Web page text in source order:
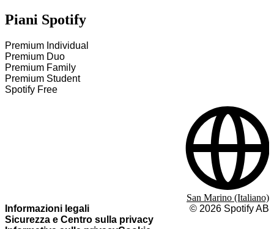
Piani Spotify
Premium Individual
Premium Duo
Premium Family
Premium Student
Spotify Free
Informazioni legali
Sicurezza e Centro sulla privacy
© 2026 Spotify AB
San Marino (Italiano)